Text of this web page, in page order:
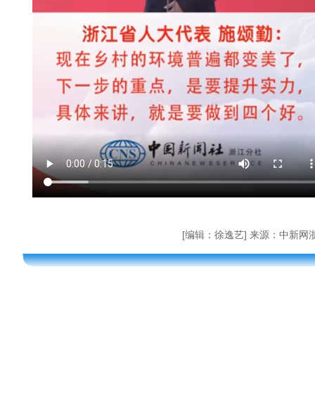
[编辑：徐逸艺] 来源：中新网